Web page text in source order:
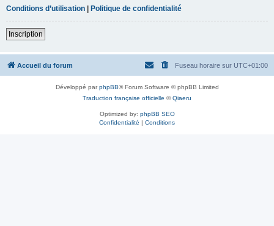
Conditions d’utilisation | Politique de confidentialité
Inscription
Accueil du forum Fuseau horaire sur UTC+01:00
Développé parphpBB® Forum Software © phpBB Limited
Traduction française officielle ©Qiaeru
Optimized by: phpBB SEO
Confidentialité | Conditions